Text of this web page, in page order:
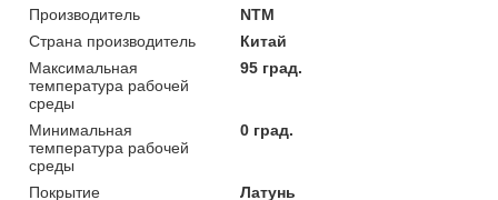
Производитель
NTM
Страна производитель
Китай
Максимальная
температура рабочей
среды
95 град.
Минимальная
температура рабочей
среды
0 град.
Покрытие
Латунь